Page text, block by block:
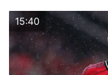
15:40